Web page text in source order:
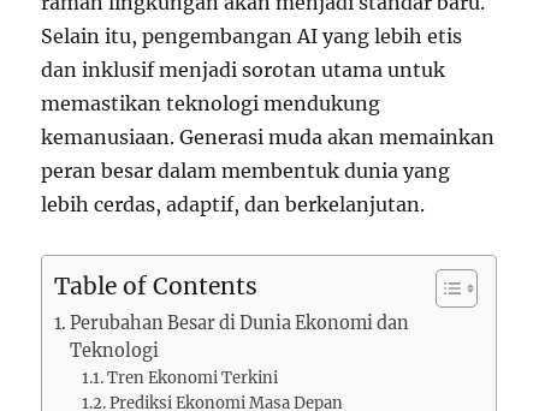
Selain itu, pengembangan AI yang lebih etis
dan inklusif menjadi sorotan utama untuk
memastikan teknologi mendukung
kemanusiaan. Generasi muda akan memainkan
peran besar dalam membentuk dunia yang
lebih cerdas, adaptif, dan berkelanjutan.
Table of Contents
Perubahan Besar di Dunia Ekonomi dan
Teknologi
Tren Ekonomi Terkini
Prediksi Ekonomi Masa Depan